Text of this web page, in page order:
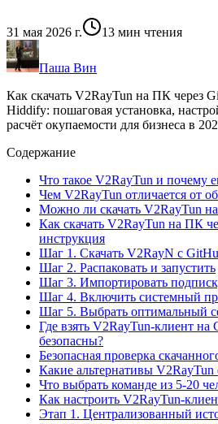
31 мая 2026 г. 13 мин чтения
Паша Вин
Как скачать V2RayTun на ПК через
Hiddify: пошаговая установка,
расчёт окупаемости для бизнеса в
Содержание
Что такое V2RayTun и почему
Чем V2RayTun отличается от
Можно ли скачать V2RayTun
Как скачать V2RayTun на ПК
инструкция
Шаг 1. Скачать V2RayN с
Шаг 2. Распаковать и запустить
Шаг 3. Импортировать
Шаг 4. Включить системный
Шаг 5. Выбрать оптимальный
Где взять V2RayTun-клиент на
безопасны?
Безопасная проверка
Какие альтернативы V2RayTun
Что выбрать команде из 5-20
Как настроить V2RayTun-
Этап 1. Централизованный